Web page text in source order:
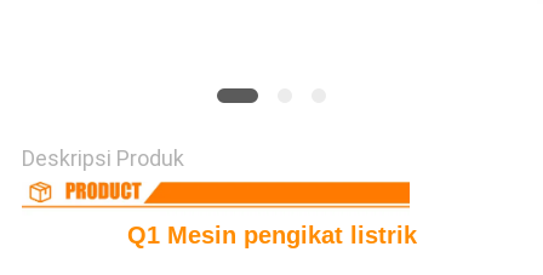
Deskripsi Produk
Q1 Mesin pengikat listrik